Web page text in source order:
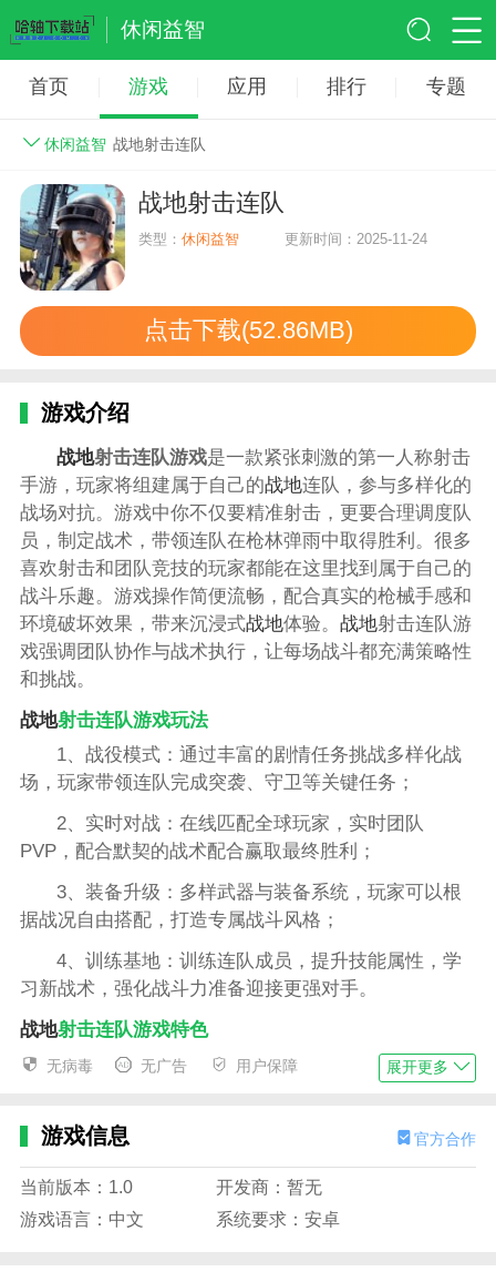
休闲益智
首页 游戏 应用 排行 专题
休闲益智 战地射击连队
战地射击连队
类型：休闲益智 更新时间：2025-11-24
点击下载(52.86MB)
游戏介绍
战地射击连队游戏是一款紧张刺激的第一人称射击
手游，玩家将组建属于自己的战地连队，参与多样化的
战场对抗。游戏中你不仅要精准射击，更要合理调度队
员，制定战术，带领连队在枪林弹雨中取得胜利。很多
喜欢射击和团队竞技的玩家都能在这里找到属于自己的
战斗乐趣。游戏操作简便流畅，配合真实的枪械手感和
环境破坏效果，带来沉浸式战地体验。 战地射击连队游
戏强调团队协作与战术执行，让每场战斗都充满策略性
和挑战。
战地射击连队游戏玩法
1、战役模式：通过丰富的剧情任务挑战多样化战
场，玩家带领连队完成突袭、守卫等关键任务；
2、实时对战：在线匹配全球玩家，实时团队
PVP，配合默契的战术配合赢取最终胜利；
3、装备升级：多样武器与装备系统，玩家可以根
据战况自由搭配，打造专属战斗风格；
4、训练基地：训练连队成员，提升技能属性，学
习新战术，强化战斗力准备迎接更强对手。
战地射击连队游戏特色
1、基于先进3D引擎打造，枪械射击与环境交互细
2、多样化的兵种角色设定，不同兵种技能相互配
3、实时语音和战术指挥系统，提升团队协作效
率，紧密配合抢占战场优势；
无病毒 无广告 用户保障 展开更多
游戏信息 官方合作
当前版本：1.0
开发商：暂无
游戏语言：中文
系统要求：安卓